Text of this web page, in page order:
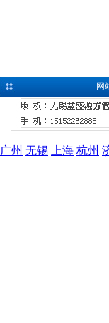
网
广州 无锡 上海 杭州